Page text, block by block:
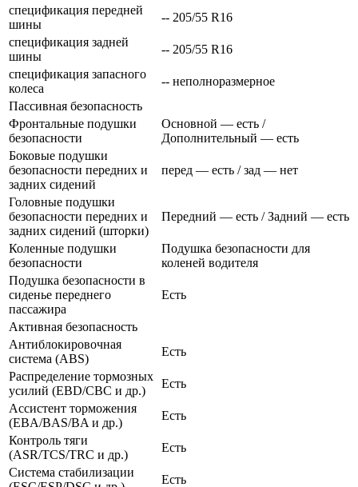
спецификация передней
шины
-- 205/55 R16
спецификация задней
шины
-- 205/55 R16
спецификация запасного
колеса
-- неполноразмерное
Пассивная безопасность
Фронтальные подушки
безопасности
Основной — есть /
Дополнительный — есть
Боковые подушки
безопасности передних и
задних сидений
перед — есть / зад — нет
Головные подушки
безопасности передних и
задних сидений (шторки)
Передний — есть / Задний — есть
Коленные подушки
безопасности
Подушка безопасности для
коленей водителя
Подушка безопасности в
сиденье переднего
пассажира
Есть
Активная безопасность
Антиблокировочная
система (ABS)
Есть
Распределение тормозных
усилий (EBD/CBC и др.)
Есть
Ассистент торможения
(EBA/BAS/BA и др.)
Есть
Контроль тяги
(ASR/TCS/TRC и др.)
Есть
Система стабилизации
Есть